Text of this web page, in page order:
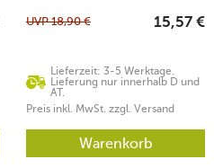
Lieferzeit: 3-5 Werktage.
Lieferung nur innerhalb D und
AT.
UVP18,90 € 15,57 €
Preis inkl. MwSt. zzgl. Versand
Warenkorb